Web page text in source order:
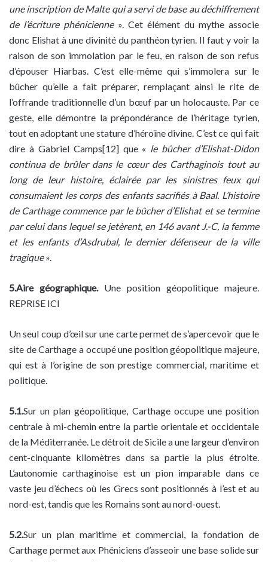
une inscription de Malte qui a servi de base au déchiffrement
de l’écriture phénicienne». Cet élément du mythe associe
donc Elishat à une divinité du panthéon tyrien. Il faut y voir la
raison de son immolation par le feu, en raison de son refus
d’épouser Hiarbas. C’est elle-même qui s’immolera sur le
bûcher qu’elle a fait préparer, remplaçant ainsi le rite de
l’offrande traditionnelle d’un bœuf par un holocauste. Par ce
geste, elle démontre la prépondérance de l’héritage tyrien,
tout en adoptant une stature d’héroïne divine. C’est ce qui fait
dire à Gabriel Camps[12] que « le bûcher d’Elishat-Didon
continua de brûler dans le cœur des Carthaginois tout au
long de leur histoire, éclairée par les sinistres feux qui
consumaient les corps des enfants sacrifiés à Baal. L’histoire
de Carthage commence par le bûcher d’Elishat et se termine
par celui dans lequel se jetèrent, en 146 avant J.-C, la femme
et les enfants d’Asdrubal, le dernier défenseur de la ville
tragique».
5.Aire géographique.Une position géopolitique majeure.
REPRISE ICI
Un seul coup d’œil sur une carte permet de s’apercevoir que le
site de Carthage a occupé une position géopolitique majeure,
qui est à l’origine de son prestige commercial, maritime et
politique.
5.1.Sur un plan géopolitique, Carthage occupe une position
centrale à mi-chemin entre la partie orientale et occidentale
de la Méditerranée. Le détroit de Sicile a une largeur d’environ
cent-cinquante kilomètres dans sa partie la plus étroite.
L’autonomie carthaginoise est un pion imparable dans ce
vaste jeu d’échecs où les Grecs sont positionnés à l’est et au
nord-est, tandis que les Romains sont au nord-ouest.
5.2.Sur un plan maritime et commercial, la fondation de
Carthage permet aux Phéniciens d’asseoir une base solide sur